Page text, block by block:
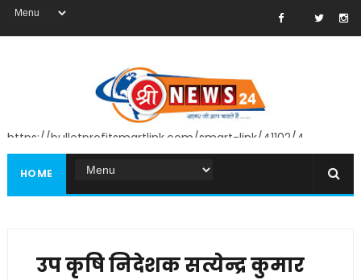
https://bulletprofitsmartlink.com/smart-link/41102/4
HOME
उप कृषि निदेशक सत्येन्द्र कुमार